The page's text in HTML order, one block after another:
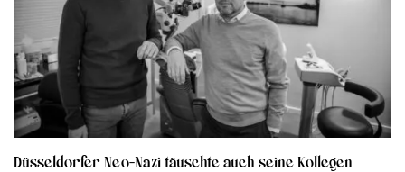
Düsseldorfer Neo-Nazi täuschte auch seine Kollegen